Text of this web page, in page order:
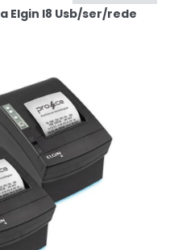
SE
Elgin I8 Usb/ser/rede